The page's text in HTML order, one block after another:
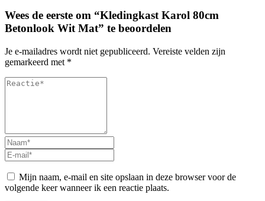
Wees de eerste om “Kledingkast Karol 80cm
Betonlook Wit Mat” te beoordelen
Je e-mailadres wordt niet gepubliceerd. Vereiste velden zijn
gemarkeerd met *
Mijn naam, e-mail en site opslaan in deze browser voor de
volgende keer wanneer ik een reactie plaats.